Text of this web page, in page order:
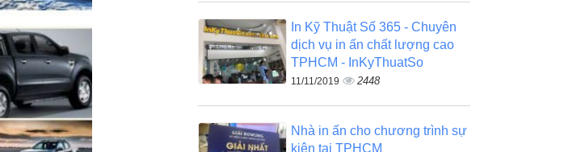
In Kỹ Thuật Số 365 - Chuyên
dịch vụ in ấn chất lượng cao
TPHCM - InKyThuatSo
11/11/2019 2448
Nhà in ấn cho chương trình sự
kiện tại TPHCM